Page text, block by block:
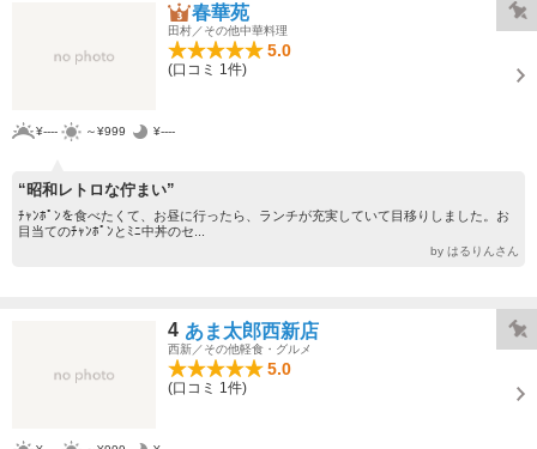
春華苑
田村／その他中華料理
5.0
(口コミ 1件)
¥---- ～¥999 ¥----
“昭和レトロな佇まい”
ﾁｬﾝﾎﾟﾝを食べたくて、お昼に行ったら、ランチが充実していて目移りしました。お
目当てのﾁｬﾝﾎﾟﾝとﾐﾆ中丼のセ...
by はるりんさん
4 あま太郎西新店
西新／その他軽食・グルメ
5.0
(口コミ 1件)